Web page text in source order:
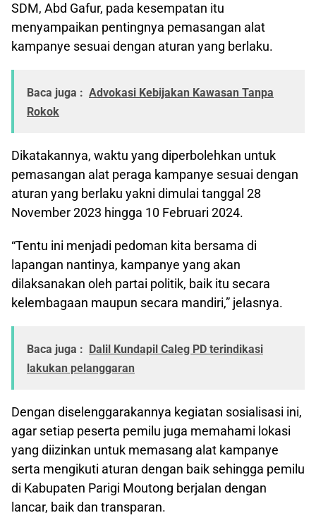
SDM, Abd Gafur, pada kesempatan itu
menyampaikan pentingnya pemasangan alat
kampanye sesuai dengan aturan yang berlaku.
Baca juga : Advokasi Kebijakan Kawasan Tanpa
Rokok
Dikatakannya, waktu yang diperbolehkan untuk
pemasangan alat peraga kampanye sesuai dengan
aturan yang berlaku yakni dimulai tanggal 28
November 2023 hingga 10 Februari 2024.
“Tentu ini menjadi pedoman kita bersama di
lapangan nantinya, kampanye yang akan
dilaksanakan oleh partai politik, baik itu secara
kelembagaan maupun secara mandiri,” jelasnya.
Baca juga :
Dalil Kundapil Caleg PD terindikasi
lakukan pelanggaran
Dengan diselenggarakannya kegiatan sosialisasi ini,
agar setiap peserta pemilu juga memahami lokasi
yang diizinkan untuk memasang alat kampanye
serta mengikuti aturan dengan baik sehingga pemilu
di Kabupaten Parigi Moutong berjalan dengan
lancar, baik dan transparan.